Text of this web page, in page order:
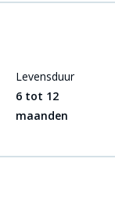
Levensduur
6 tot 12
maanden